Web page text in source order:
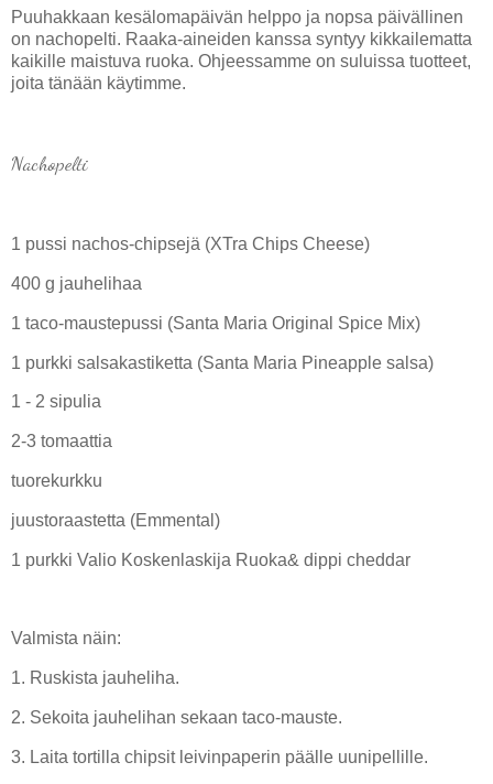
Puuhakkaan kesälomapäivän helppo ja nopsa päivällinen
on nachopelti. Raaka-aineiden kanssa syntyy kikkailematta
kaikille maistuva ruoka. Ohjeessamme on suluissa tuotteet,
joita tänään käytimme.
Nachopelti
1 pussi nachos-chipsejä (XTra Chips Cheese)
400 g jauhelihaa
1 taco-maustepussi (Santa Maria Original Spice Mix)
1 purkki salsakastiketta (Santa Maria Pineapple salsa)
1 - 2 sipulia
2-3 tomaattia
tuorekurkku
juustoraastetta (Emmental)
1 purkki Valio Koskenlaskija Ruoka& dippi cheddar
Valmista näin:
1. Ruskista jauheliha.
2. Sekoita jauhelihan sekaan taco-mauste.
3. Laita tortilla chipsit leivinpaperin päälle uunipellille.